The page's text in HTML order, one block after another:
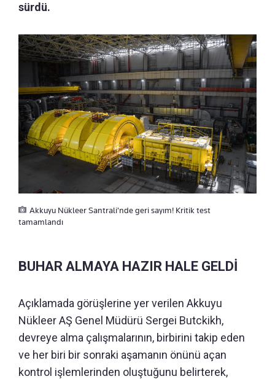
sürdü.
Akkuyu Nükleer Santrali'nde geri sayım! Kritik test
tamamlandı
BUHAR ALMAYA HAZIR HALE GELDİ
Açıklamada görüşlerine yer verilen Akkuyu
Nükleer AŞ Genel Müdürü Sergei Butckikh,
devreye alma çalışmalarının, birbirini takip eden
ve her biri bir sonraki aşamanın önünü açan
kontrol işlemlerinden oluştuğunu belirterek,